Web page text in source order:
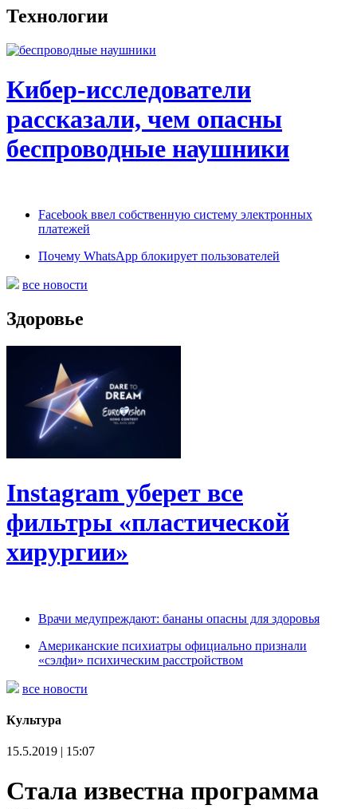
Технологии
Кибер-исследователи
рассказали, чем опасны
беспроводные наушники
Facebook ввел собственную систему электронных
платежей
Почему WhatsApp блокирует пользователей
все новости
Здоровье
Instagram уберет все
фильтры «пластической
хирургии»
Врачи медупреждают: бананы опасны для здоровья
Американские психиатры официально признали
«сэлфи» психическим расстройством
все новости
Культура
15.5.2019 | 15:07
Стала известна программа